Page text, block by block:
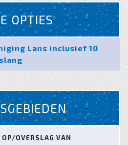
OPTIES
Lans inclusief 10
OVERSLAG VAN